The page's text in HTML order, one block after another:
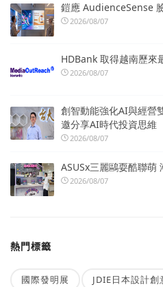
鎧應 AudienceSense
2026/08/07
HDBank 取得越南歷來
2026/08/07
創智動能強化AI與經營
邀分享AI時代投資思維
2026/08/07
ASUSx三麗鷗耍酷聯萌
2026/08/07
熱門標籤
國際發明展 JDIE日本設計創